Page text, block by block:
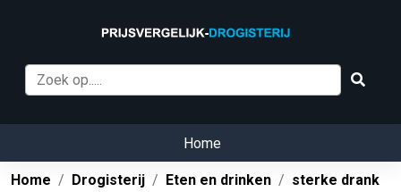
Home
Home Drogisterij Eten en drinken
sterke drank